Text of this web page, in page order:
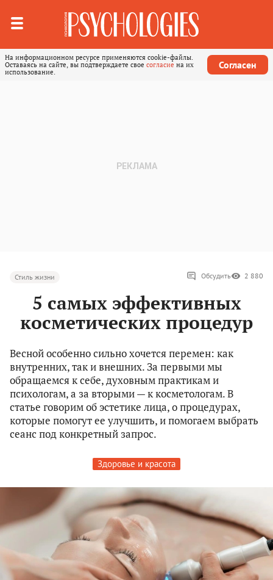
На информационном ресурсе применяются cookie-файлы.
Оставаясь на сайте, вы подтверждаете свое согласие на их
использование.
Согласен
Стиль жизни Обсудить 2 880
5 самых эффективных
косметических процедур
Весной особенно сильно хочется перемен: как
внутренних, так и внешних. За первыми мы
обращаемся к себе, духовным практикам и
психологам, а за вторыми — к косметологам. В
статье говорим об эстетике лица, о процедурах,
которые помогут ее улучшить, и помогаем выбрать
сеанс под конкретный запрос.
Здоровье и красота